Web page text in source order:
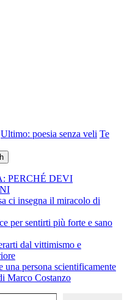
Ultimo: poesia senza veli Te
PERCHÉ DEVI
ci insegna il miracolo di
per sentirti più forte e sano
dal vittimismo e
una persona scientificamente
Marco Costanzo